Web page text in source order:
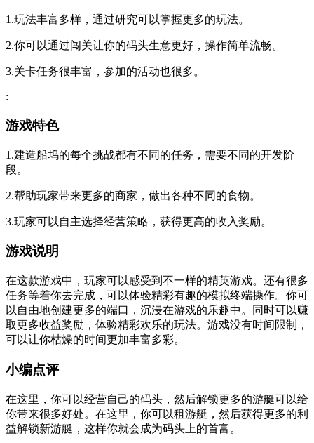
1.玩法丰富多样，通过研究可以掌握更多的玩法。
2.你可以通过闯关让你的码头生意更好，操作简单流畅。
3.关卡任务很丰富，参加的活动也很多。
:
游戏特色
1.建造船坞的每个挑战都有不同的任务，需要不同的开发阶
段。
2.帮助玩家带来更多的商家，做出各种不同的食物。
3.玩家可以自主选择经营策略，获得更高的收入奖励。
游戏说明
在这款游戏中，玩家可以感受到不一样的精英游戏。还有很多
任务等着你去完成，可以体验精彩有趣的模拟终端操作。你可
以自由地创建更多的端口，沉浸在游戏的乐趣中。同时可以赚
取更多收益奖励，体验精彩欢乐的玩法。游戏没有时间限制，
可以让你枯燥的时间更加丰富多彩。
小编点评
在这里，你可以经营自己的码头，然后解锁更多的游艇可以给
你带来很多好处。在这里，你可以租游艇，然后获得更多的利
益解锁新游艇，这样你就会成为码头上的首富。